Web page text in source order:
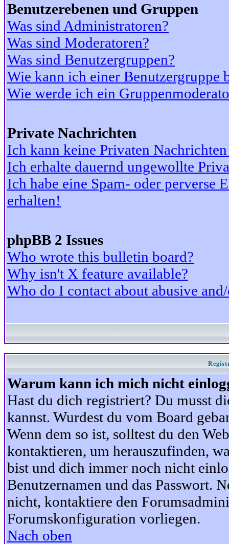
Benutzerebenen und Gruppen
Was sind Administratoren?
Was sind Moderatoren?
Was sind Benutzergruppen?
Wie kann ich einer Benutzergruppe
Wie werde ich ein
Private Nachrichten
Ich kann keine Privaten
Ich erhalte dauernd ungewollte
Ich habe eine Spam- oder perverse
erhalten!
phpBB 2 Issues
Who wrote this bulletin board?
Why isn't X feature available?
Who do I contact about abusive
Warum kann ich mich nicht
Hast du dich registriert? Du musst
kannst. Wurdest du vom Board
Wenn dem so ist, solltest du den
kontaktieren, um herauszufinden,
bist und dich immer noch nicht
Benutzernamen und das Passwort.
nicht, kontaktiere den
Forumskonfiguration vorliegen.
Nach oben